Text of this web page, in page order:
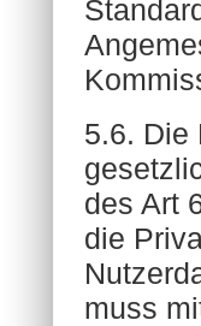
5.6. Die
des Art
die
muss